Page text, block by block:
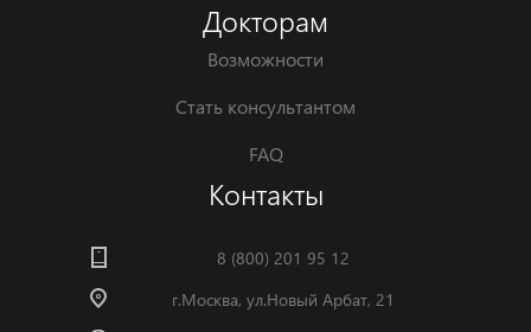
Докторам
Возможности
Стать консультантом
FAQ
Контакты
8 (800) 201 95 12
г.Москва, ул.Новый Арбат, 21